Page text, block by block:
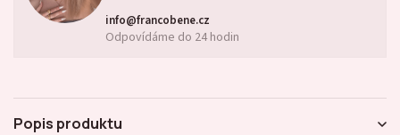
info@francobene.cz
Odpovídáme do 24 hodin
Popis produktu